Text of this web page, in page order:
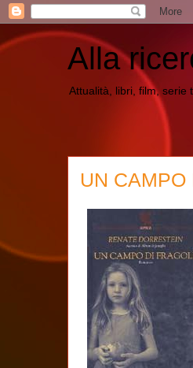
Alla
Attualità, libri, film, serie
UN